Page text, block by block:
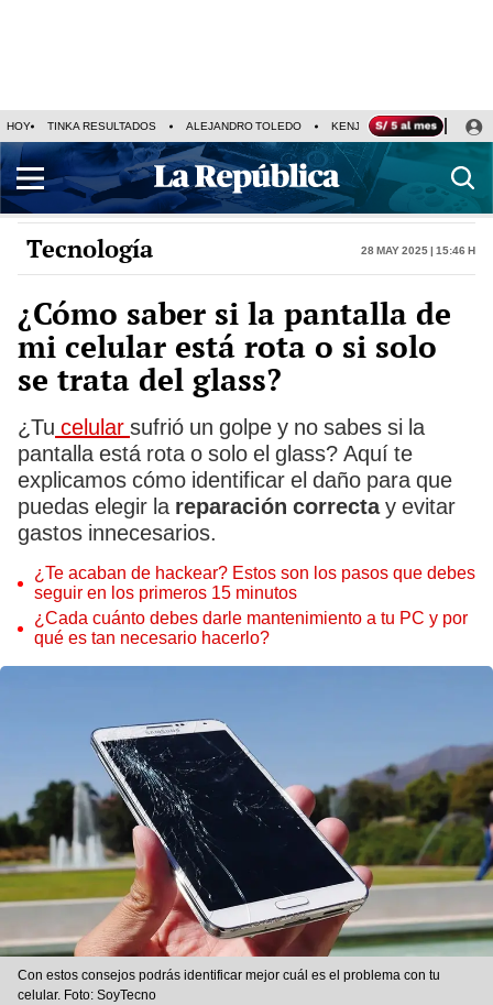
HOY TINKA RESULTADOS ALEJANDRO TOLEDO KENJI FUJIMORI
Tecnología 28 May 2025 | 15:46 h
¿Cómo saber si la pantalla de
mi celular está rota o si solo
se trata del glass?
¿Tu celular sufrió un golpe y no sabes si la
pantalla está rota o solo el glass? Aquí te
explicamos cómo identificar el daño para que
puedas elegir la reparación correctay evitar
gastos innecesarios.
¿Te acaban de hackear? Estos son los pasos que debes
seguir en los primeros 15 minutos
¿Cada cuánto debes darle mantenimiento a tu PC y por
qué es tan necesario hacerlo?
Con estos consejos podrás identificar mejor cuál es el problema con tu
celular. Foto: SoyTecno